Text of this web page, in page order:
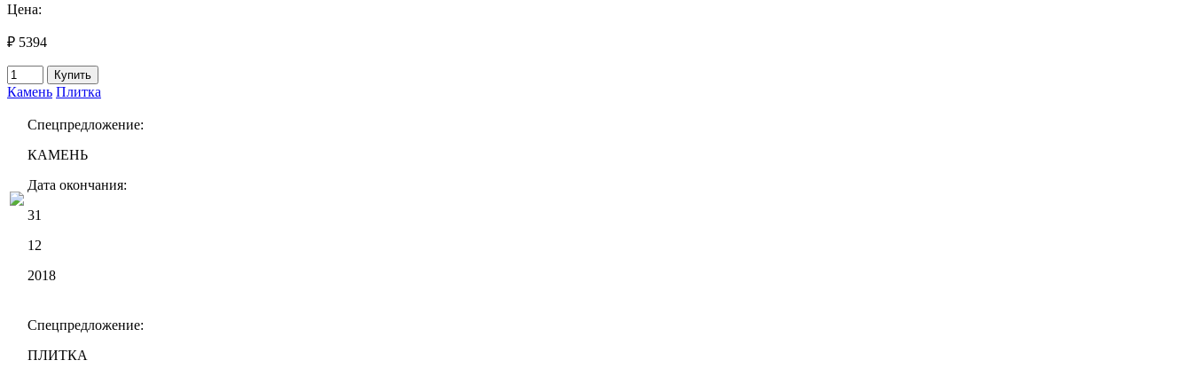
Цена:
₽ 5394
Купить
Камень Плитка
Спецпредложение:
КАМЕНЬ
Дата окончания:
31
12
2018
Спецпредложение:
ПЛИТКА